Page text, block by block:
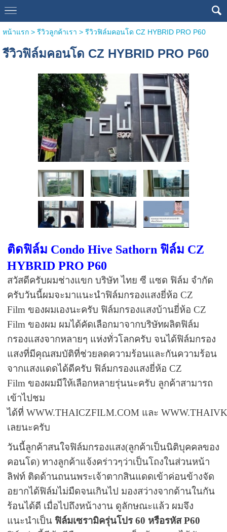
หน้าแรก> รีวิวลูกค้าเรา > รีวิวฟิล์มคอนโด CZ HYBRID PRO P60
รีวิวฟิล์มคอนโด CZ HYBRID PRO P60
ติดฟิล์ม Condo Hive Sathorn ฟิล์ม CZ
HYBRID PRO P60
สวัสดีครับผมช่างแขก บริษัท ไทย ซี แซด ฟิล์ม จำกัด
ครับวันนี้ผมจะมาแนะนำฟิล์มกรองแสงยี่ห้อ CZ
Film ของผมเองนะครับ ฟิล์มกรองแสงบ้านยี่ห้อ CZ
Film ของผม ผมได้คัดเลือกมาจากบริษัทผลิตฟิล์ม
กรองแสงจากหลายๆ แห่งทั่วโลกครับ จนได้ฟิล์มกรอง
แสงที่มีคุณสมบัติที่ช่วยลดความร้อนและกันความร้อน
จากแสงแดดได้ดีครับ ฟิล์มกรองแสงยี่ห้อ CZ
Film ของผมมีให้เลือกหลายรุ่นนะครับ ลูกค้าสามารถ
เข้าไปชม
ได้ที่ WWW.THAICZFILM.COM และ
เลยนะครับ
วันนี้ลูกค้าสนใจฟิล์มกรองแสง(ลูกค้าเป็นนิติบุคคลของ
คอนโด) ทางลูกค้าแจ้งคร่าวๆว่าเป็นโถงในส่วนหน้า
ลิฟท์ ติดด้านถนนพระเจ้าตากสินแดดเข้าค่อนข้างจัด
อยากได้ฟิล์มไม่มืดจนเกินไป มองสว่างจากด้านในกัน
ร้อนได้ดี เมื่อไปถึงหน้างาน ดูลักษณะแล้ว ผมจึง
แนะนำเป็นฟิล์มเซรามิครุ่นโปร 60 หรือรหัส P60